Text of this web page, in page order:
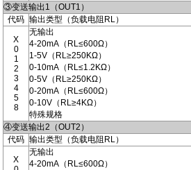
③变送输出1（OUT1）
代码 输出类型（负载电阻RL）
X
0
1
2
3
4
5
8
无输出
4-20mA（RL≤600Ω）
1-5V（RL≥250KΩ）
0-10mA（RL≤1.2KΩ）
0-5V（RL≥250KΩ）
0-20mA（RL≤600Ω）
0-10V（RL≥4KΩ）
特殊规格
④变送输出2（OUT2）
代码 输出类型（负载电阻RL）
X
无输出
4-20mA（RL≤600Ω）